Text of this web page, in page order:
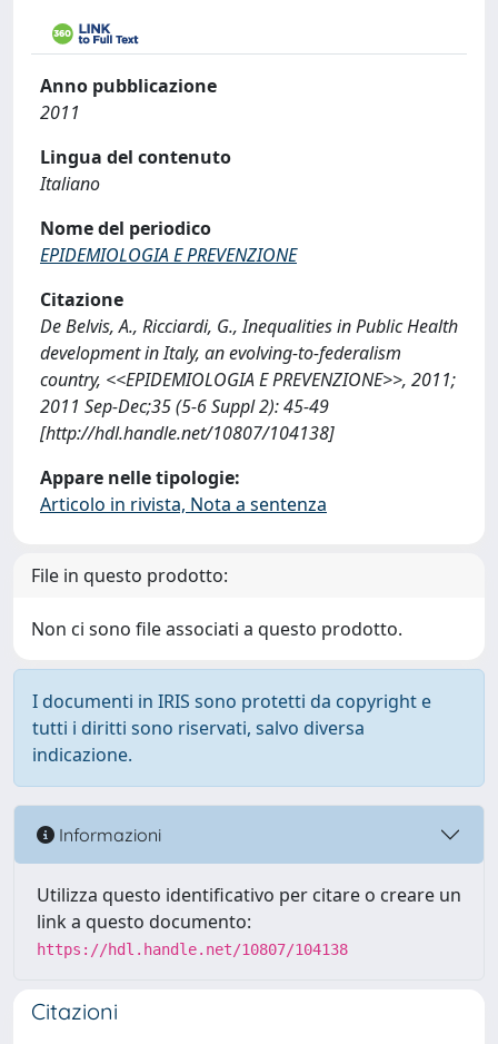
Anno pubblicazione
2011
Lingua del contenuto
Italiano
Nome del periodico
EPIDEMIOLOGIA E PREVENZIONE
Citazione
De Belvis, A., Ricciardi, G., Inequalities in Public Health
development in Italy, an evolving-to-federalism
country, <<EPIDEMIOLOGIA E PREVENZIONE>>, 2011;
2011 Sep-Dec;35 (5-6 Suppl 2): 45-49
[http://hdl.handle.net/10807/104138]
Appare nelle tipologie:
Articolo in rivista, Nota a sentenza
File in questo prodotto:
Non ci sono file associati a questo prodotto.
I documenti in IRIS sono protetti da copyright e
tutti i diritti sono riservati, salvo diversa
indicazione.
Informazioni
Utilizza questo identificativo per citare o creare un
link a questo documento:
https://hdl.handle.net/10807/104138
Citazioni